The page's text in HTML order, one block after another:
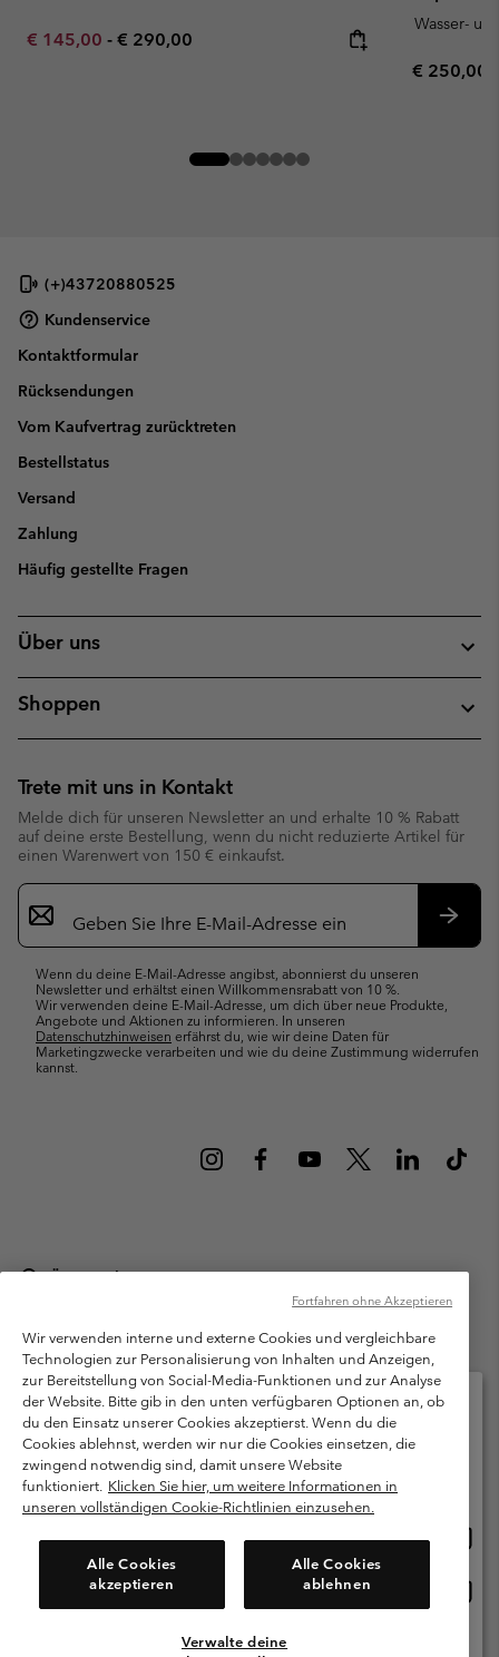
Minimum sale price:
€ 145,00 - Maximum price:
€ 290,00
Wasser-
Regular
€ 250,00
(+)43720880525
Kundenservice
Kontaktformular
Rücksendungen
Vom Kaufvertrag zurücktreten
Bestellstatus
Versand
Zahlung
Häufig gestellte Fragen
Über uns
Shoppen
Trete mit uns in Kontakt
Melde dich für unseren Newsletter an und erhalte 10 % Rabatt
auf deine erste Bestellung, wenn du nicht reduzierte Artikel für
einen Warenwert von 150 € einkaufst.
Newsletter-
Anmeldung
Wenn du deine E-Mail-Adresse angibst, abonnierst du unseren
Newsletter und erhältst einen Willkommensrabatt von 10 %.
Wir verwenden deine E-Mail-Adresse, um dich über neue Produkte,
Angebote und Aktionen zu informieren. In unseren
Datenschutzhinweisen erfährst du, wie wir deine Daten für
Marketingzwecke verarbeiten und wie du deine Zustimmung widerrufen
kannst.
Österreich
Columbia Sportswear Austria GmbH. Moosfeldstraße 1, 5101
Bergheim, Salzburg Österreich. Alle Rechte vorbehalten.
Nutzungsbedingungen
Allgemeine Verkaufsbedingungen
Garantie
Datenschutzerklärung
Bestimmungen und Bedingungen des Mitglieder Programms
Nutzungsbedingungen Für Nutzergenerierte Inhalte
Cookies
Kundenservice: Mo- Fr. 9:00 - 13:00 & 14:00- 18:00 Uhr
(+)43720880525
Wir verwenden interne und externe Cookies und vergleichbare
Technologien zur Personalisierung von Inhalten und Anzeigen,
zur Bereitstellung von Social-Media-Funktionen und zur Analyse
der Website. Bitte gib in den unten verfügbaren Optionen an, ob
du den Einsatz unserer Cookies akzeptierst. Wenn du die
Cookies ablehnst, werden wir nur die Cookies einsetzen, die
zwingend notwendig sind, damit unsere Website
funktioniert. Klicken Sie hier, um weitere Informationen in
unseren vollständigen Cookie-Richtlinien einzusehen.
Alle Cookies
akzeptieren
Alle Cookies
ablehnen
Verwalte deine
Fortfahren ohne Akzeptieren
Bitte wählen Sie Ihr Lieferland und Ihre Sprache
Online-Einkauf verfügbar
Österreich
Alle Länder Anzeigen